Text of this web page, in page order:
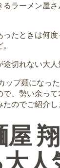
るラーメン屋さ
たときは何
切れない大人
ップ麺になっ
、勢い余って
のでご紹介し
屋
人